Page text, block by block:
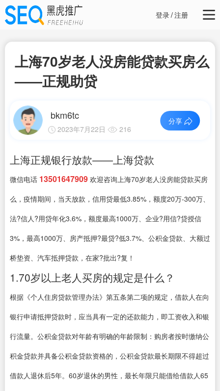
登录/注册
上海70岁老人没房能贷款买房么
——正规助贷
bkm6tc
2023年7月22日 216
分享
上海正规银行放款——上海贷款
微信电话 13501647909 欢迎咨询上海70岁老人没房能贷款买房
么，疫情期间，当天放款，信用贷最低3.85%，额度20万-300万、
法?信人?用贷年化3.6%，额度最高1000万、企业?用信?贷授信
3%，最高1000万、房产抵押?最贷?低3.7%、公积金贷款、大额过
桥垫资、汽车抵押贷款，在家?批出?复！
1.70岁以上老人买房的规定是什么？
根据《个人住房贷款管理办法》第五条第二项的规定，借款人在向
银行申请抵押贷款时，应当具有一定的还款能力，即工资收入和银
行流量。公积金贷款对年龄有明确的年龄限制：购房者按时缴纳公
积金贷款并具备公积金贷款资格的，公积金贷款最长期限不得超过
借款人退休后5年。60岁退休的男性，最长年限只能借给借款人65